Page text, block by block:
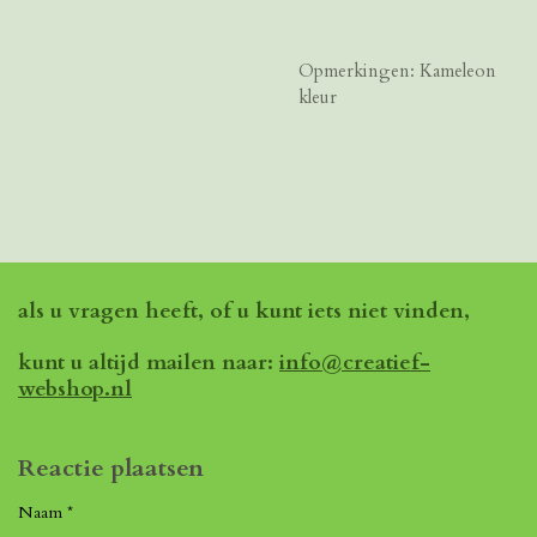
Opmerkingen: Kameleon
kleur
als u vragen heeft, of u kunt iets niet vinden,
kunt u altijd mailen naar: info@creatief-
webshop.nl
Reactie plaatsen
Naam *